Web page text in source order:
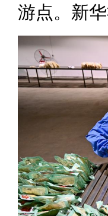
游点。新